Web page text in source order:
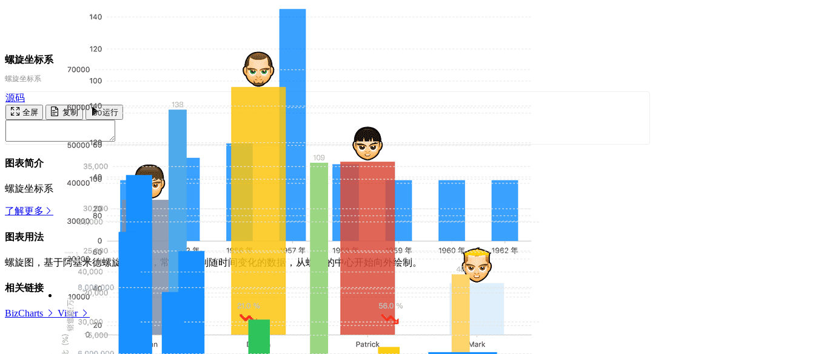
螺旋坐标系
螺旋坐标系
源码
全屏 复制 运行
图表简介
螺旋坐标系
了解更多
图表用法
螺旋图，基于阿基米德螺旋坐标系，常用于绘制随时间变化的数据，从螺旋的中心开始向外绘制。
相关链接
BizCharts Viser